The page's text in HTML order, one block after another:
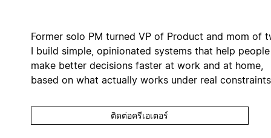
Former solo PM turned VP of Product and mom of
I build simple, opinionated systems that help people
make better decisions faster at work and at home,
based on what actually works under real
ติดต่อครีเอเตอร์